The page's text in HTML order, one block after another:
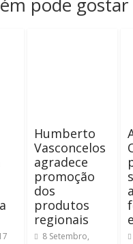
pode gostar
Humberto
Vasconcelos
agradece
promoção
dos
produtos
regionais
8 Setembro,